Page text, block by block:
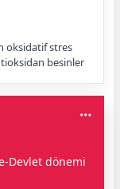
oksidatif stres
besinler
Devlet dönemi